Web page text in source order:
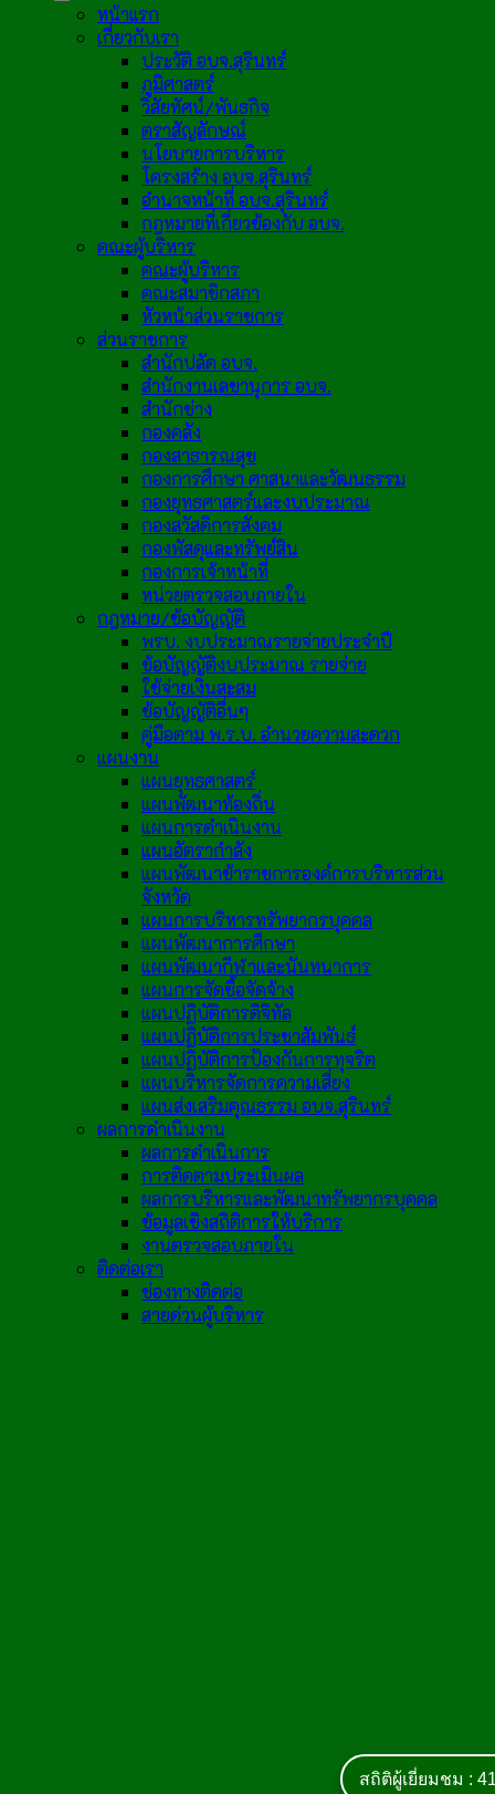
สถิติผู้เยี่ยมชม :
หน้าแรก
เกี่ยวกับเรา
ประวัติ อบจ.สุรินทร์
ภูมิศาสตร์
วิสัยทัศน์/พันธกิจ
ตราสัญลักษณ์
นโยบายการบริหาร
โครงสร้าง อบจ.สุรินทร์
อำนาจหน้าที่ อบจ.สุรินทร์
กฎหมายที่เกี่ยวข้องกับ อบจ.
คณะผู้บริหาร
คณะผู้บริหาร
คณะสมาชิกสภา
หัวหน้าส่วนราชการ
ส่วนราชการ
สำนักปลัด อบจ.
สำนักงานเลขานุการ อบจ.
สำนักช่าง
กองคลัง
กองสาธารณสุข
กองการศึกษา ศาสนาและวัฒนธรรม
กองยุทธศาสตร์และงบประมาณ
กองสวัสดิการสังคม
กองพัสดุและทรัพย์สิน
กองการเจ้าหน้าที่
หน่วยตรวจสอบภายใน
กฎหมาย/ข้อบัญญัติ
พรบ. งบประมาณรายจ่ายประจำปี
ข้อบัญญัติงบประมาณ รายจ่าย
ใช้จ่ายเงินสะสม
ข้อบัญญัติอื่นๆ
คู่มือตาม พ.ร.บ. อำนวยความสะดวก
แผนงาน
แผนยุทธศาสตร์
แผนพัฒนาท้องถิ่น
แผนการดำเนินงาน
แผนอัตรากำลัง
แผนพัฒนาข้าราชการองค์การบริหารส่วน
จังหวัด
แผนการบริหารทรัพยากรบุคคล
แผนพัฒนาการศึกษา
แผนพัฒนากีฬาและนันทนาการ
แผนการจัดซื้อจัดจ้าง
แผนปฏิบัติการดิจิทัล
แผนปฏิบัติการประชาสัมพันธ์
แผนปฏิบัติการป้องกันการทุจริต
แผนบริหารจัดการความเสี่ยง
แผนส่งเสริมคุณธรรม อบจ.สุรินทร์
ผลการดำเนินงาน
ผลการดำเนินการ
การติดตามประเมินผล
ผลการบริหารและพัฒนาทรัพยากรบุคคล
ข้อมูลเชิงสถิติการให้บริการ
งานตรวจสอบภายใน
ติดต่อเรา
ช่องทางติดต่อ
สายด่วนผู้บริหาร